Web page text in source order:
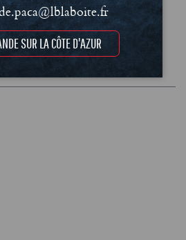
Notre engagement RSE
(CGV)SUR LA CÔTE D'AZUR